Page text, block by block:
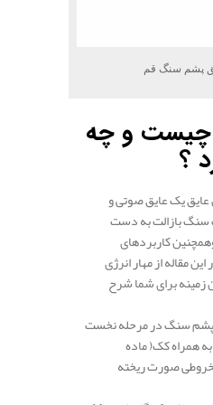
پشم سنگ قم
و چه
؟
یک عایق صوتی و
سنگ بازالت به دست
کاربردهای
مقاله از مهار انرژی
زمینه برای شما شرح
پشم سنگ در مرحله نخست
همراه کک( ماده
صورت ریخته